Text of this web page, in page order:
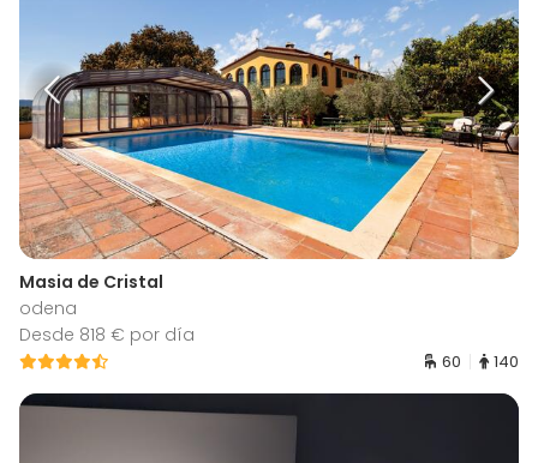
Masia de Cristal
odena
Desde 818 € por día
60 140